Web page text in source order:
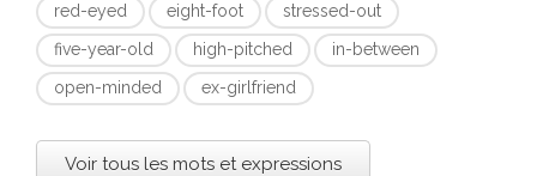
red-eyed
eight-foot
stressed-out
five-year-old
high-pitched
in-between
open-minded
ex-girlfriend
Voir tous les mots et expressions